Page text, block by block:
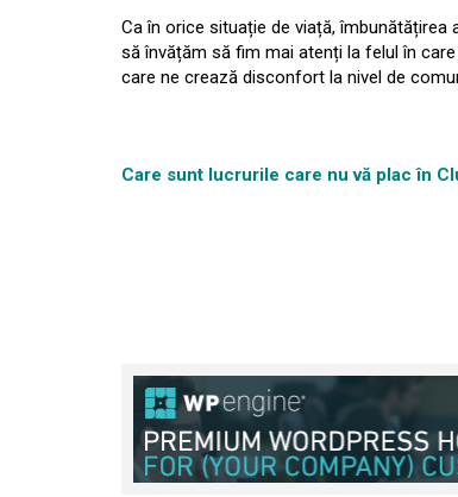
Ca în orice situație de viață,
să învățăm să fim mai atenți la felul în
care ne crează disconfort la nivel de
Care sunt lucrurile care nu vă plac în